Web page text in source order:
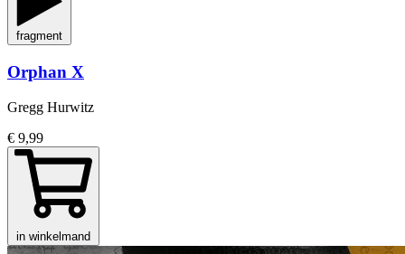
fragment
Orphan X
Gregg Hurwitz
€ 9,99
in winkelmand